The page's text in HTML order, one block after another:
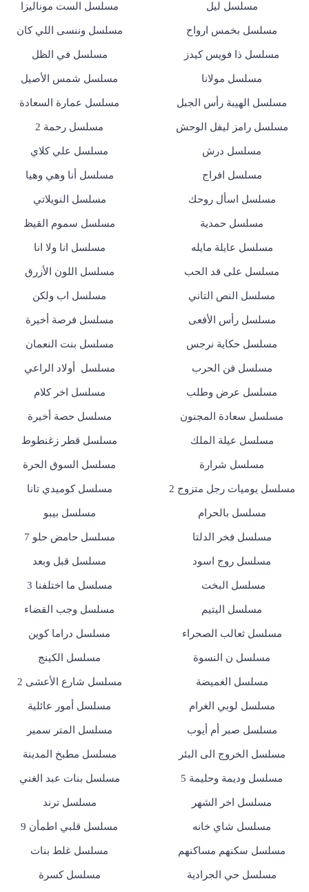
مسلسل ليل مسلسل الست موناليزا
مسلسل بخمس ارواح مسلسل وننسى اللي كان
مسلسل ذا فويس كيدز مسلسل في الظل
مسلسل مولانا مسلسل شمس الأصيل
مسلسل الهيبة رأس الجبل مسلسل عمارة السعادة
مسلسل رامز ليفل الوحش مسلسل رحمة 2
مسلسل درش مسلسل علي كلاي
مسلسل افراج مسلسل أنا وهي وهيا
مسلسل اسأل روحك مسلسل النويلاتي
مسلسل حمدية مسلسل سموم القيظ
مسلسل عايلة مايله مسلسل انا ولا انا
مسلسل على قد الحب مسلسل اللون الأزرق
مسلسل النص التاني مسلسل اب ولكن
مسلسل رأس الأفعى مسلسل فرصة أخيرة
مسلسل حكاية نرجس مسلسل بنت النعمان
مسلسل فن الحرب مسلسل أولاد الراعي
مسلسل عرض وطلب مسلسل اخر كلام
مسلسل سعادة المجنون مسلسل حصة أخيرة
مسلسل عيلة الملك مسلسل قطر زغنطوط
مسلسل شرارة مسلسل السوق الحرة
مسلسل يوميات رجل متزوج 2 مسلسل كوميدي تانا
مسلسل بالحرام مسلسل بيبو
مسلسل فخر الدلتا مسلسل حامض حلو 7
مسلسل روج اسود مسلسل قبل وبعد
مسلسل البخت مسلسل ما اختلفنا 3
مسلسل اليتيم مسلسل وجب القضاء
مسلسل ثعالب الصحراء مسلسل دراما كوين
مسلسل ن النسوة مسلسل الكينج
مسلسل الغميضة مسلسل شارع الأعشى 2
مسلسل لوبي الغرام مسلسل أمور عائلية
مسلسل صبر أم أيوب مسلسل المتر سمير
مسلسل الخروج الى البئر مسلسل مطبخ المدينة
مسلسل وديمة وحليمة 5 مسلسل بنات عبد الغني
مسلسل اخر الشهر مسلسل ترند
مسلسل شاي خانه مسلسل قلبي اطمأن 9
مسلسل سكنهم مساكنهم مسلسل غلط بنات
مسلسل حي الجرادية مسلسل كسرة